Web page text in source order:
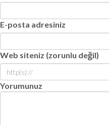
E-posta adresiniz
Web siteniz (zorunlu değil)
Yorumunuz